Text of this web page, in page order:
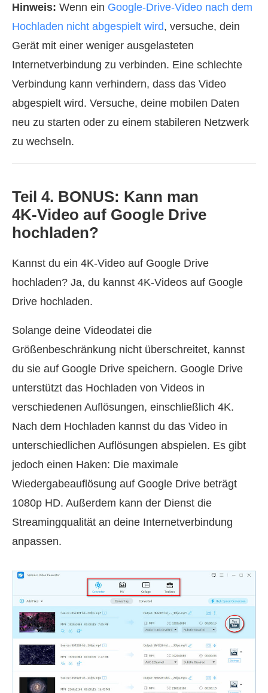
Hinweis: Wenn ein Google-Drive-Video nach dem
Hochladen nicht abgespielt wird, versuche, dein
Gerät mit einer weniger ausgelasteten
Internetverbindung zu verbinden. Eine schlechte
Verbindung kann verhindern, dass das Video
abgespielt wird. Versuche, deine mobilen Daten
neu zu starten oder zu einem stabileren Netzwerk
zu wechseln.
Teil 4. BONUS: Kann man
4K‑Video auf Google Drive
hochladen?
Kannst du ein 4K‑Video auf Google Drive
hochladen? Ja, du kannst 4K‑Videos auf Google
Drive hochladen.
Solange deine Videodatei die
Größenbeschränkung nicht überschreitet, kannst
du sie auf Google Drive speichern. Google Drive
unterstützt das Hochladen von Videos in
verschiedenen Auflösungen, einschließlich 4K.
Nach dem Hochladen kannst du das Video in
unterschiedlichen Auflösungen abspielen. Es gibt
jedoch einen Haken: Die maximale
Wiedergabeauflösung auf Google Drive beträgt
1080p HD. Außerdem kann der Dienst die
Streamingqualität an deine Internetverbindung
anpassen.